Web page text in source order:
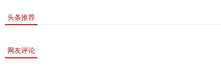
头条推荐
网友评论